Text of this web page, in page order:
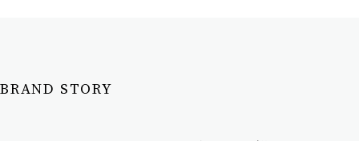
BRAND STORY